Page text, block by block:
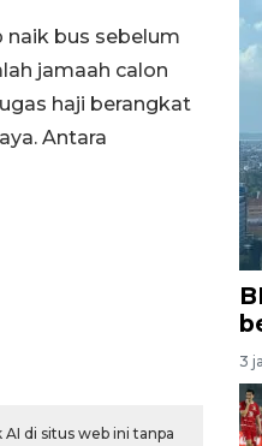
naik bus sebelum
jamaah calon
haji berangkat
Antara
di situs web ini tanpa
3